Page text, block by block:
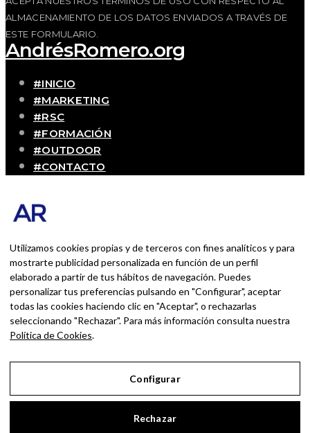
ALMACENAMIENTO DE LOS DATOS ENVIADOS A TRAVÉS DE
ESTE FORMULARIO.
AndrésRomero.org
#INICIO
#MARKETING
#RSC
#FORMACIÓN
#OUTDOOR
#CONTACTO
Blog personal y profesional de Andrés Romero.
persona que disfruta con lo que hace cada día
BUSCAR POR:
BUSCAR
Ingresa las palabras de la búsqueda y presiona
Enter.
Utilizamos cookies propias y de terceros con fines analíticos y para
mostrarte publicidad personalizada en función de un perfil
elaborado a partir de tus hábitos de navegación. Puedes
personalizar tus preferencias pulsando en "Configurar", aceptar
todas las cookies haciendo clic en "Aceptar", o rechazarlas
seleccionando "Rechazar". Para más información consulta nuestra
Política de Cookies.
Configurar
Rechazar
Aviso Legal
Política de Privacidad